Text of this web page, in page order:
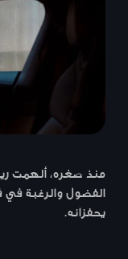
منذ صغره، ألهمت
الفضول والرغبة في
يحفزانه.